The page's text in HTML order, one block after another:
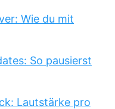
Wie du mit
So pausierst
Lautstärke pro